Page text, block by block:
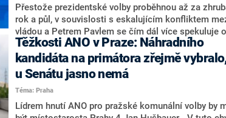
adresu vlády prý byla ještě hodná. Decroix se také
vrátila k volební porážce koalice Spolu či promluvila
hnutí Naše Česko Martina Kuby.
Přestože prezidentské volby proběhnou až za
rok a půl, v souvislosti s eskalujícím konfliktem
vládou a Petrem Pavlem se čím dál více spekuluje o
tom, koho by do bitvy o Hrad mohla vyslat současná
koalice. Někteří političtí komentátoři znovu vytahují
jméno premiéra Andreje Babiše (ANO). Jak moc je
pravděpodobné, že se v prezidentských volbách 2028
bude znovu opakovat souboj z roku 2023?
Těžkosti ANO v Praze: Náhradního
kandidáta na primátora zřejmě
u Senátu jasno nemá
Téma: Praha
Lídrem hnutí ANO pro pražské komunální volby by